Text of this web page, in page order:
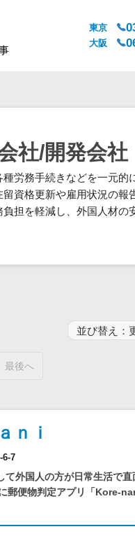
東京
大阪
ビス
務管理）
用・評価・教育）
計・財務
務
種特化型
析・活用
チェーン
自治体向け
社/開発会社
労務手続きなどを一元的
資格更新や雇用状況の報
担を軽減し、外国人材
最後へ
ｎｉ
6-7
外国人の方が日常生活で直
郵便物判定アプリ「Kore-